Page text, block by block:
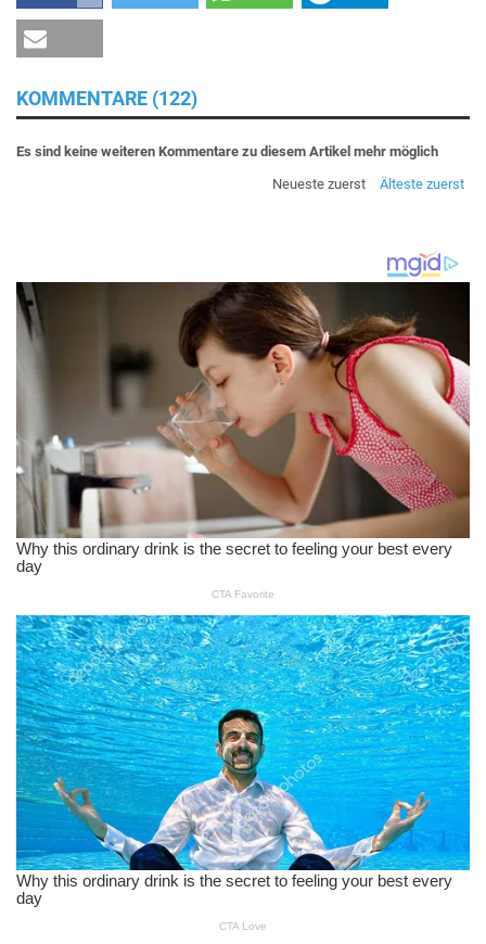
KOMMENTARE (122)
Es sind keine weiteren Kommentare zu diesem Artikel mehr möglich
Neueste zuerst
Älteste zuerst